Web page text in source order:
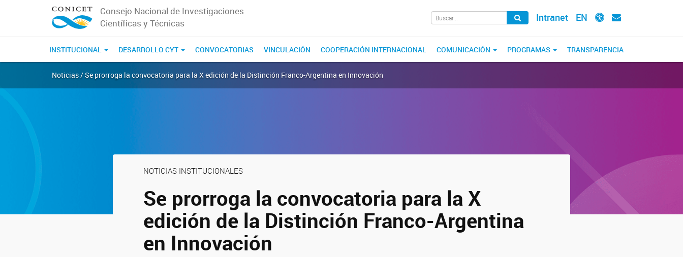
Consejo Nacional de Investigaciones
Científicas y Técnicas
Intranet EN
INSTITUCIONAL DESARROLLO CYT CONVOCATORIAS VINCULACIÓN COOPERACIÓN INTERNACIONAL COMUNICACIÓN PROGRAMAS TRANSPARENCIA
Noticias / Se prorroga la convocatoria para la X edición de la Distinción Franco-Argentina en Innovación
NOTICIAS INSTITUCIONALES
Se prorroga la convocatoria para la X
edición de la Distinción Franco-Argentina
en Innovación